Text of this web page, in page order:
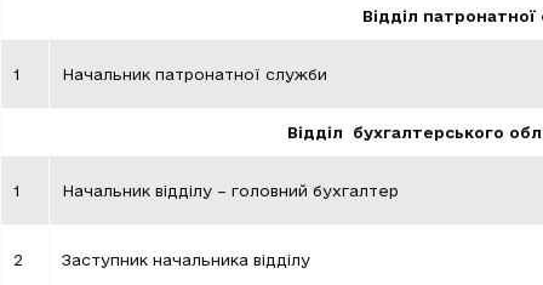
Відділ
1 Начальник патронатної служби
Відділ бухгалтерського
1 Начальник відділу – головний бухгалтер
2 Заступник начальника відділу